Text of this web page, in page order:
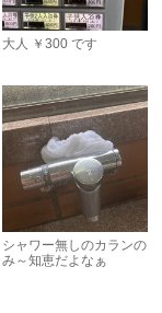
大人 ￥300 です
シャワー無しのカランの
み～知恵だよなぁ